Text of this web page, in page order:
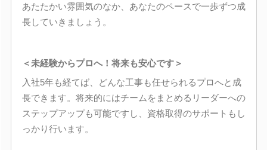
あたたかい雰囲気のなか、あなたのペースで一歩ずつ成
長していきましょう。
＜未経験からプロへ！将来も安心です＞
入社5年も経てば、どんな工事も任せられるプロへと成
長できます。将来的にはチームをまとめるリーダーへの
ステップアップも可能ですし、資格取得のサポートもし
っかり行います。